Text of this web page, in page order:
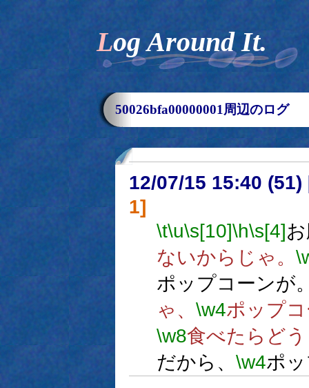
Log Around It.
50026bfa00000001周辺のログ
12/07/15 15:40 (51)
1]
\t\u\s[10]\h\s[4]
ないからじゃ。
ポップコーンが
ゃ、 \w4ポップ
\w8食べたらど
だから、 \w4ポ